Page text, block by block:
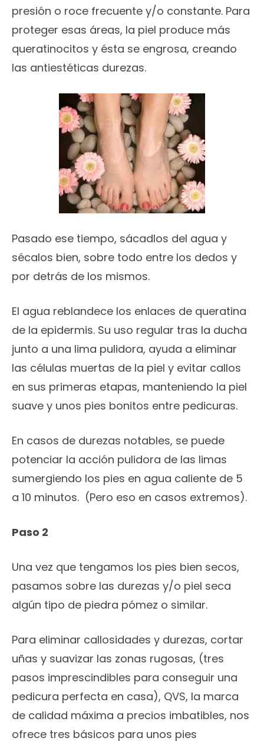
presión o roce frecuente y/o constante. Para
proteger esas áreas, la piel produce más
queratinocitos y ésta se engrosa, creando
las antiestéticas durezas.
Pasado ese tiempo, sácadlos del agua y
sécalos bien, sobre todo entre los dedos y
por detrás de los mismos.
El agua reblandece los enlaces de queratina
de la epidermis. Su uso regular tras la ducha
junto a una lima pulidora, ayuda a eliminar
las células muertas de la piel y evitar callos
en sus primeras etapas, manteniendo la piel
suave y unos pies bonitos entre pedicuras.
En casos de durezas notables, se puede
potenciar la acción pulidora de las limas
sumergiendo los pies en agua caliente de 5
a 10 minutos. (Pero eso en casos extremos).
Paso 2
Una vez que tengamos los pies bien secos,
pasamos sobre las durezas y/o piel seca
algún tipo de piedra pómez o similar.
Para eliminar callosidades y durezas, cortar
uñas y suavizar las zonas rugosas, (tres
pasos imprescindibles para conseguir una
pedicura perfecta en casa), QVS, la marca
de calidad máxima a precios imbatibles, nos
ofrece tres básicos para unos pies